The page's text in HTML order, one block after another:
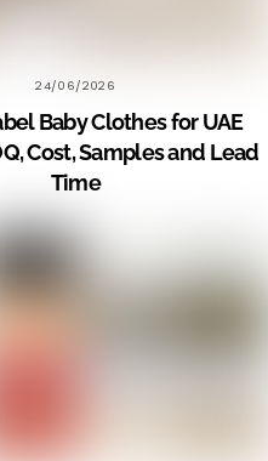
24/06/2026
Baby Clothes for UAE
Cost, Samples and Lead
Time